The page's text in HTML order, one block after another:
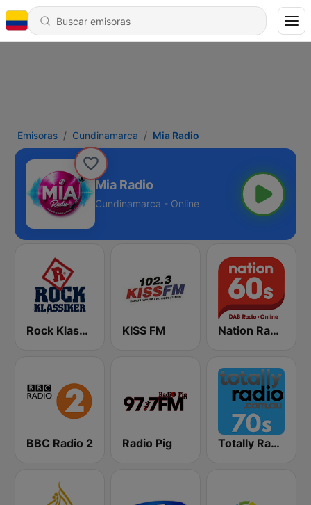
Emisoras Cundinamarca Mia Radio
Mia Radio
Cundinamarca - Online
Rock Klassiker KISS FM Nation Radio 60s
BBC Radio 2 Radio Pig Totally Radio 70s